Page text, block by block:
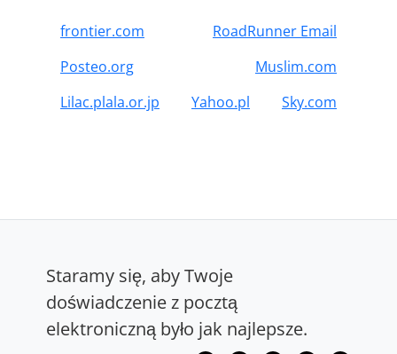
frontier.com
RoadRunner Email
Posteo.org
Muslim.com
Lilac.plala.or.jp
Yahoo.pl Sky.com
Staramy się, aby Twoje
doświadczenie z pocztą
elektroniczną było jak najlepsze.